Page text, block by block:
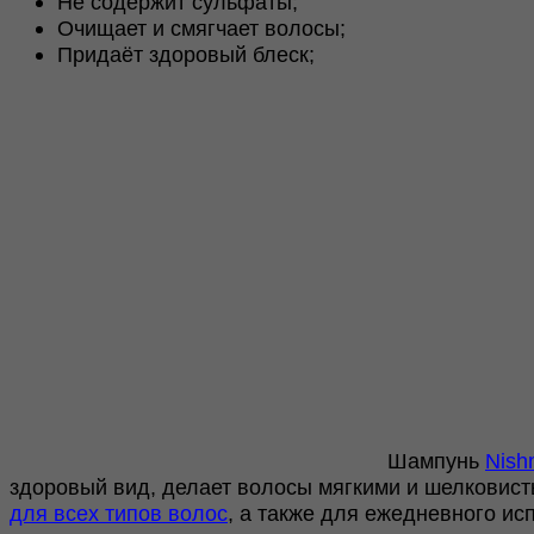
Shampoo
No
Sulfate
Очищает и смягчает волосы;
Придаёт здоровый блеск;
Шампунь
здоровый вид, делает волосы мягкими и
для всех типов волос, а также для ежедневного